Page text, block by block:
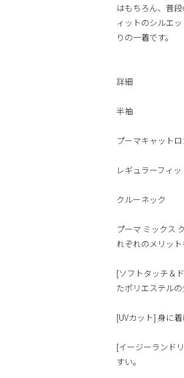
はもちろん、普
ィットのシルエ
りの一着です。
詳細
半袖
プーマキャットロ
レギュラーフィッ
クルーネック
プーマ ミックス
れぞれのメリッ
[ソフトタッチ＆
たポリエステル
[UVカット] 身に
[イージーランド
すい。